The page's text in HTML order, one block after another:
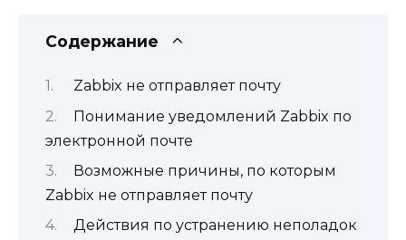
Содержание
Zabbix не отправляет почту
Понимание уведомлений Zabbix по
электронной почте
Возможные причины, по которым
Zabbix не отправляет почту
Действия по устранению неполадок